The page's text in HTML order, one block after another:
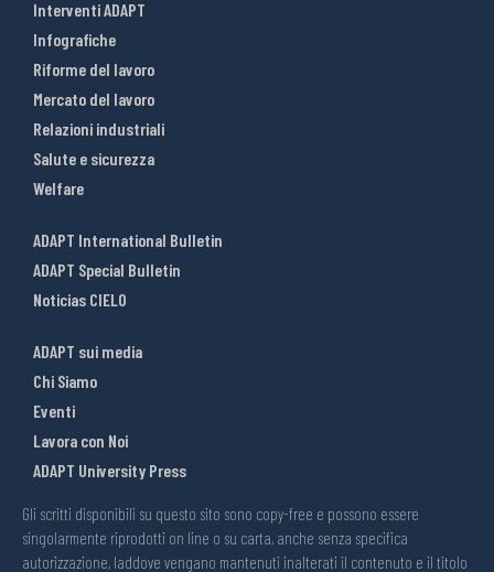
Interventi ADAPT
Infografiche
Riforme del lavoro
Mercato del lavoro
Relazioni industriali
Salute e sicurezza
Welfare
ADAPT International Bulletin
ADAPT Special Bulletin
Noticias CIELO
ADAPT sui media
Chi Siamo
Eventi
Lavora con Noi
ADAPT University Press
Gli scritti disponibili su questo sito sono copy-free e possono essere
singolarmente riprodotti on line o su carta, anche senza specifica
autorizzazione, laddove vengano mantenuti inalterati il contenuto e il titolo